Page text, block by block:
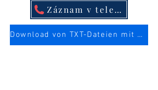
Záznam v telefonním seznamu
Download von TXT-Dateien mit mehr Infos über die Sau